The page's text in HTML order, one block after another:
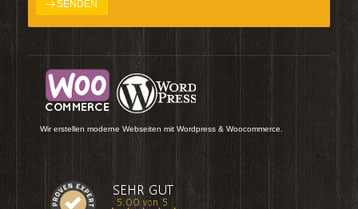
Wir erstellen moderne Webseiten mit Wordpress & Woocommerce.